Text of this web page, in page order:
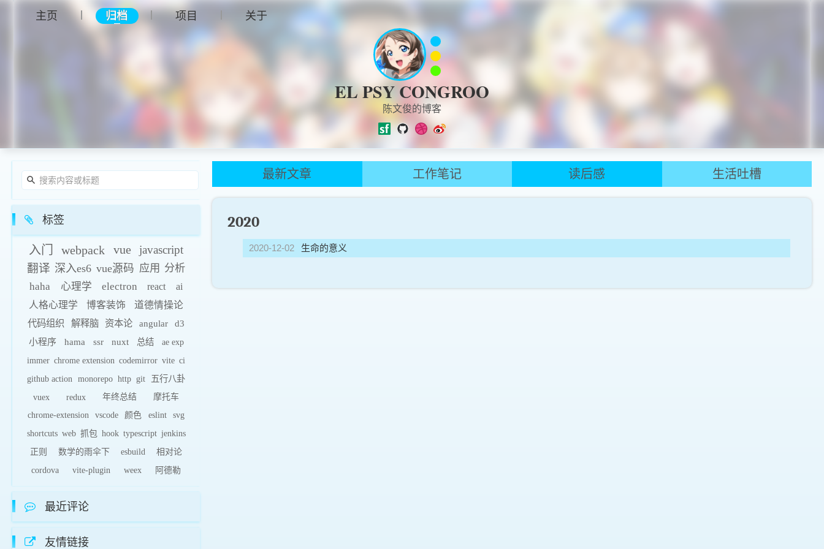
主页 归档 项目 关于
EL PSY CONGROO
陈文俊的博客
标签
入门 webpack vue
javascript
翻译 深入es6 vue源码 应用 分析
haha
心理学 electron react
ai
人格心理学
博客装饰
道德情操论
代码组织
解释脑 资本论 angular
d3
小程序
hama ssr nuxt 总结
ae exp
immer chrome extension codemirror vite ci
github action
monorepo http git
五行八卦
vuex
redux 年终总结
摩托车
chrome-extension
vscode 颜色 eslint
svg
shortcuts web 抓包 hook typescript jenkins
正则
数学的雨伞下 esbuild
相对论
cordova
vite-plugin weex 阿德勒
最近评论
友情链接
最新文章 工作笔记 读后感 生活吐槽
2020
2020-12-02 生命的意义